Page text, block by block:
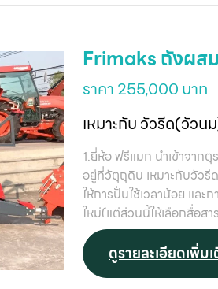
Frimaks ถังผส
ราคา 255,000 บาท
เหมาะกับ วัวรีด(วัว
1.ยี่ห้อ ฟรีแมก นำเข้าจาก
อยู่ที่วัตุถุดิบ เหมาะกับวัว
ให้การปั่นใช้เวลาน้อย แล
ใหม่(แต่ส่วนนี้ให้เลือกสื่อสา
โอกาสขายรถใหม่)แต่หาก
ฟาร์มที่มีสูตรต้องการเร่งน้
ดูรายละเอียดเพิ่ม